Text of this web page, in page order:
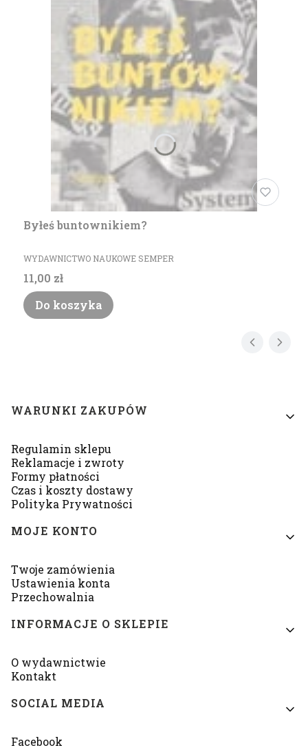
Byłeś buntownikiem?
PRODUCENT
WYDAWNICTWO NAUKOWE SEMPER
Cena
11,00 zł
Do koszyka
Linki w stopce
WARUNKI ZAKUPÓW
Regulamin sklepu
Reklamacje i zwroty
Formy płatności
Czas i koszty dostawy
Polityka Prywatności
MOJE KONTO
Twoje zamówienia
Ustawienia konta
Przechowalnia
INFORMACJE O SKLEPIE
O wydawnictwie
Kontakt
SOCIAL MEDIA
Facebook